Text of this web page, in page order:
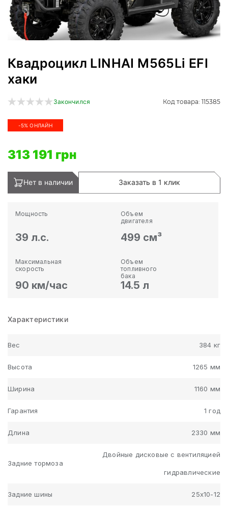
Квадроцикл LINHAI M565Li EFI
хаки
Закончился Код товара: 115385
-5% ОНЛАЙН
313 191 грн
Нет в наличии Заказать в 1 клик
Мощность
39 л.с.
Объем
двигателя
499 см³
Максимальная
скорость
90 км/час
Объем
топливного
бака
14.5 л
Характеристики
Вес 384 кг
Высота 1265 мм
Ширина 1160 мм
Гарантия 1 год
Длина 2330 мм
Задние тормоза
Двойные дисковые с вентиляцией
гидравлические
Задние шины 25х10-12